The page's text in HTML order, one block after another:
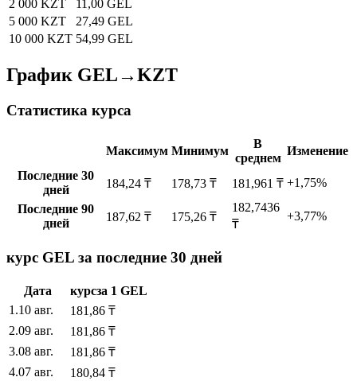
2 000 KZT
11,00 GEL
5 000 KZT
27,49 GEL
10 000 KZT 54,99 GEL
График GEL→KZT
Статистика курса
Максимум Минимум
В
среднем
Изменение
Последние 30
дней
184,24 ₸ 178,73 ₸ 181,961 ₸ +1,75%
Последние 90
дней
187,62 ₸ 175,26 ₸
182,7436
₸
+3,77%
курс GEL за последние 30 дней
Дата курсза 1 GEL
1 .10 авг. 181,86 ₸
2.09 авг. 181,86 ₸
3.08 авг. 181,86 ₸
4.07 авг. 180,84 ₸